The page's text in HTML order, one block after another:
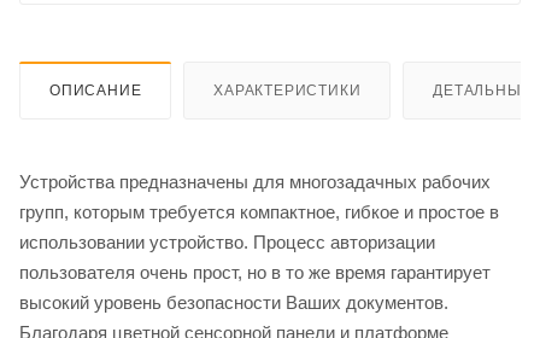
ОПИСАНИЕ ХАРАКТЕРИСТИКИ ДЕТАЛЬНЫЕ
Устройства предназначены для многозадачных рабочих
групп, которым требуется компактное, гибкое и простое в
использовании устройство. Процесс авторизации
пользователя очень прост, но в то же время гарантирует
высокий уровень безопасности Ваших документов.
Благодаря цветной сенсорной панели и платформе